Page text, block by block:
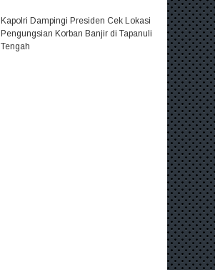
Kapolri Dampingi Presiden Cek Lokasi
Pengungsian Korban Banjir di Tapanuli
Tengah